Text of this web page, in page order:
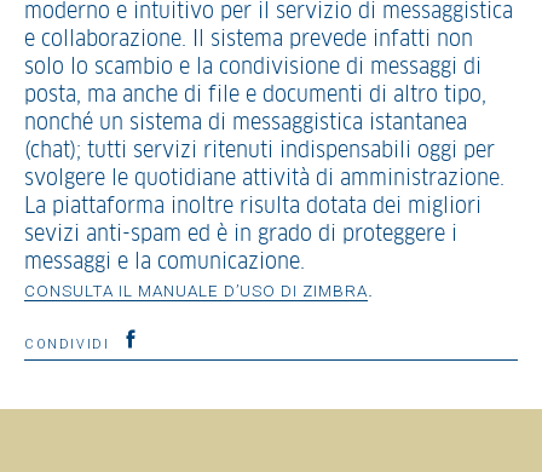
moderno e intuitivo per il servizio di messaggistica
e collaborazione. Il sistema prevede infatti non
solo lo scambio e la condivisione di messaggi di
posta, ma anche di file e documenti di altro tipo,
nonché un sistema di messaggistica istantanea
(chat); tutti servizi ritenuti indispensabili oggi per
svolgere le quotidiane attività di amministrazione.
La piattaforma inoltre risulta dotata dei migliori
sevizi anti-spam ed è in grado di proteggere i
messaggi e la comunicazione.
CONSULTA IL MANUALE D’USO DI ZIMBRA.
CONDIVIDI